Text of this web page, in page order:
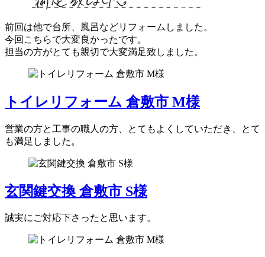
前回は他で台所、風呂などリフォームしました。
今回こちらで大変良かったです。
担当の方がとても親切で大変満足致しました。
トイレリフォーム 倉敷市 M様
営業の方と工事の職人の方、とてもよくしていただき、とて
も満足しました。
玄関鍵交換 倉敷市 S様
誠実にご対応下さったと思います。